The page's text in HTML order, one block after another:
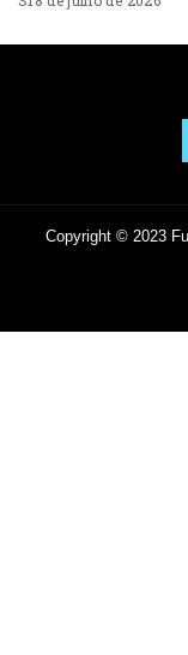
Copyright © 2023